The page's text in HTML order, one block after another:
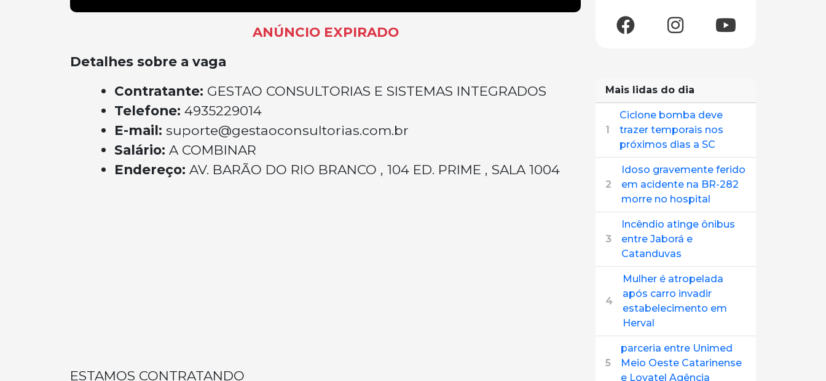
ANÚNCIO EXPIRADO
Detalhes sobre a vaga
Contratante: GESTAO CONSULTORIAS E SISTEMAS INTEGRADOS
Telefone: 4935229014
E-mail: suporte@gestaoconsultorias.com.br
Salário: A COMBINAR
Endereço: AV. BARÃO DO RIO BRANCO , 104 ED. PRIME , SALA 1004
ESTAMOS CONTRATANDO
Mais lidas do dia
1
Ciclone bomba deve
trazer temporais nos
próximos dias a SC
2
Idoso gravemente ferido
em acidente na BR-282
morre no hospital
3
Incêndio atinge ônibus
entre Jaborá e
Catanduvas
4
Mulher é atropelada
após carro invadir
estabelecimento em
Herval
5
parceria entre Unimed
Meio Oeste Catarinense
e Lovatel Agência